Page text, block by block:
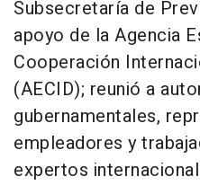
Subsecretaría de
apoyo de la Agencia
Cooperación
(AECID); reunió a
gubernamentales,
empleadores y
expertos